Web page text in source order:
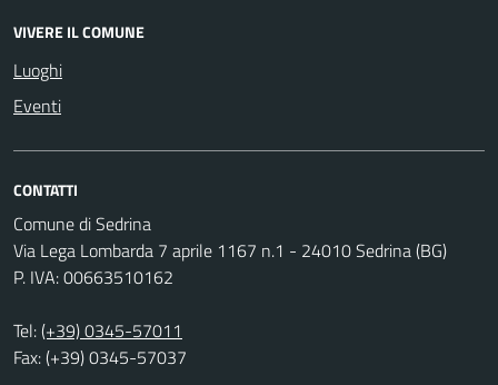
VIVERE IL COMUNE
Luoghi
Eventi
CONTATTI
Comune di Sedrina
Via Lega Lombarda 7 aprile 1167 n.1 - 24010 Sedrina (BG)
P. IVA: 00663510162
Tel:(+39) 0345-57011
Fax: (+39) 0345-57037